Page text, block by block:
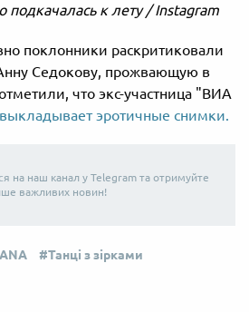
подкачалась к лету / Instagram
поклонники раскритиковали
Седокову, прожвающую в
что экс-участница "ВИА
эротичные снимки.
на наш канал у Telegram та отримуйте
важливих новин!
Танці з зірками